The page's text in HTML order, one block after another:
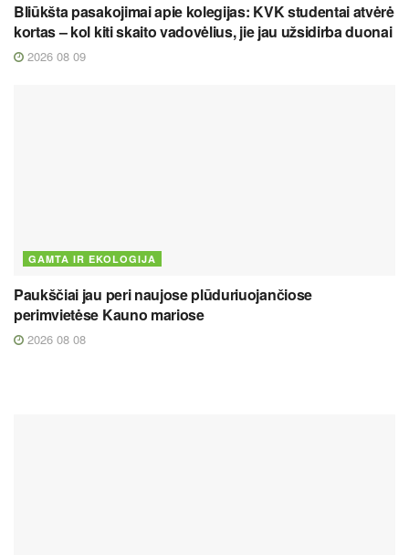
Bliūkšta pasakojimai apie kolegijas: KVK studentai atvėrė
kortas – kol kiti skaito vadovėlius, jie jau užsidirba duonai
2026 08 09
GAMTA IR EKOLOGIJA
Paukščiai jau peri naujose plūduriuojančiose
perimvietėse Kauno mariose
2026 08 08